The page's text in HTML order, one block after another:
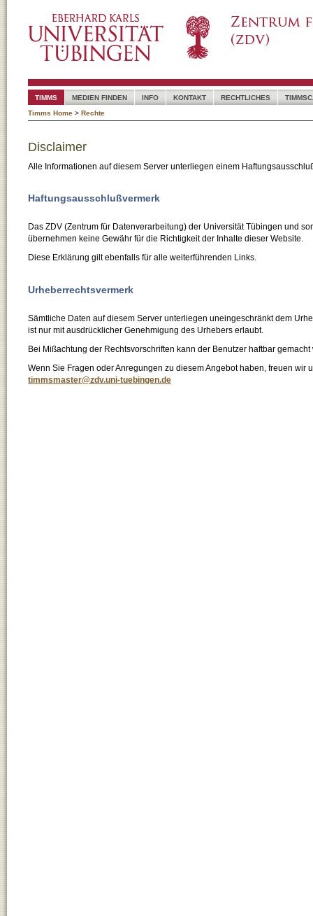
TIMMS MEDIEN FINDEN INFO KONTAKT RECHTLICHES
Timms Home > Rechte
Disclaimer
Alle Informationen auf diesem Server unterliegen einem
Haftungsausschlußvermerk
Das ZDV (Zentrum für Datenverarbeitung) der Universität Tübingen und
übernehmen keine Gewähr für die Richtigkeit der Inhalte dieser Website.
Diese Erklärung gilt ebenfalls für alle weiterführenden Links.
Urheberrechtsvermerk
Sämtliche Daten auf diesem Server unterliegen uneingeschränkt dem
ist nur mit ausdrücklicher Genehmigung des Urhebers erlaubt.
Bei Mißachtung der Rechtsvorschriften kann der Benutzer haftbar gemacht
Wenn Sie Fragen oder Anregungen zu diesem Angebot haben, freuen wir
timmsmaster@zdv.uni-tuebingen.de